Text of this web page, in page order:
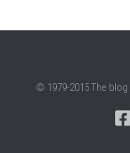
© 1979-2015 The